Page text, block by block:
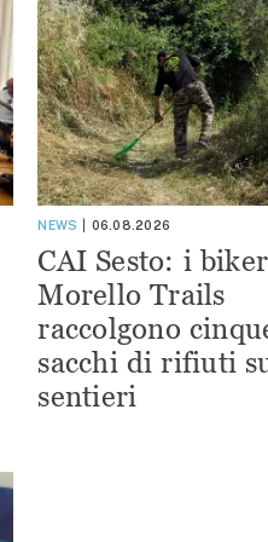
NEWS 06.08.2026
CAI Sesto: i biker
Morello Trails
raccolgono
sacchi di rifiuti
sentieri